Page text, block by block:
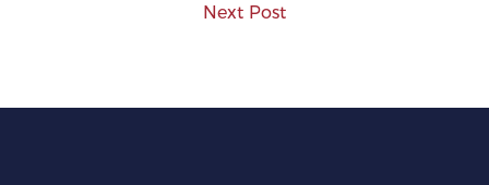
Next Post